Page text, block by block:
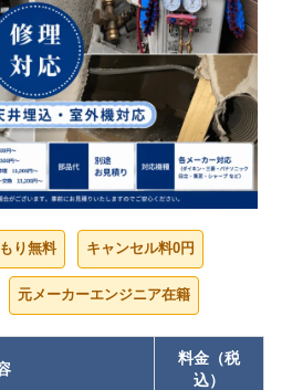
り無料 キャンセル料0円
元メーカーエンジニア在籍
料金（税
込）